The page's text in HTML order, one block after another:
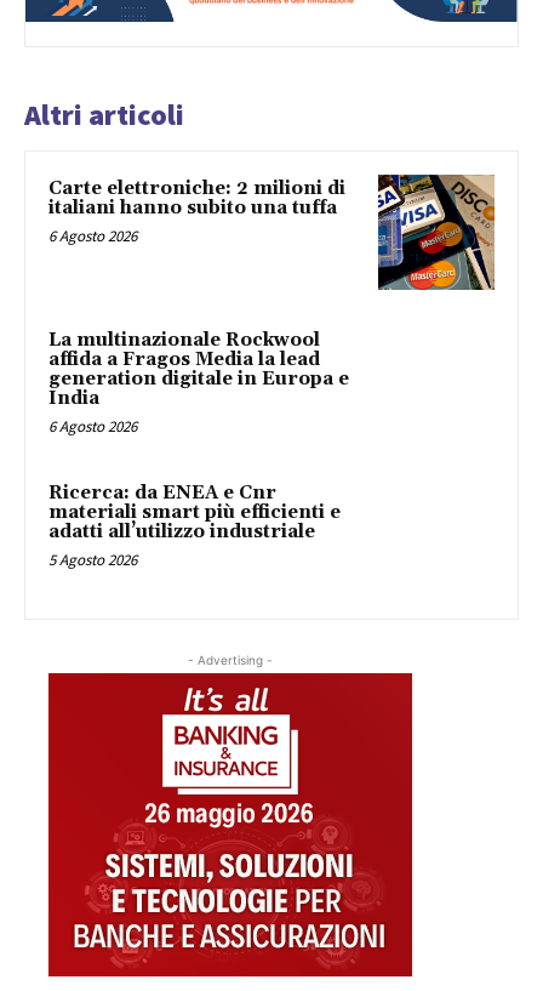
Altri articoli
Carte elettroniche: 2 milioni di
italiani hanno subito una tuffa
6 Agosto 2026
La multinazionale Rockwool
affida a Fragos Media la lead
generation digitale in Europa e
India
6 Agosto 2026
Ricerca: da ENEA e Cnr
materiali smart più efficienti e
adatti all’utilizzo industriale
5 Agosto 2026
- Advertising -